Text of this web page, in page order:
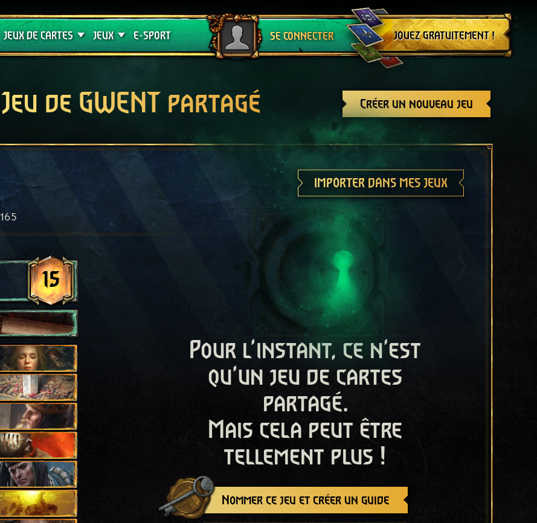
JEUX DE CARTES
Crimson Curse
JEUX
Guides de jeux
E-SPORT SE CONNECTER
Se déconnecter
JOUEZ GRATUITEMENT !
Créer un nouveau jeu
Jeu de GWENT partagé
IMPORTER DANS MES JEUX
165
15
Pour l'instant, ce n'est
qu'un jeu de cartes
partagé.
Mais cela peut être
tellement plus !
Nommer ce jeu et créer un guide